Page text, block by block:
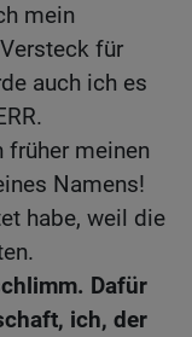
mein
für
auch ich es
früher meinen
Namens!
habe, weil die
Dafür
ich, der